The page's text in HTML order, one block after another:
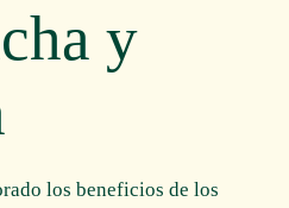
y
los beneficios de los